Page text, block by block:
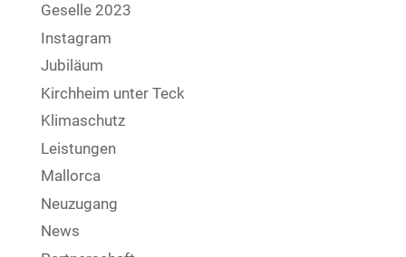
Geselle 2023
Instagram
Jubiläum
Kirchheim unter Teck
Klimaschutz
Leistungen
Mallorca
Neuzugang
News